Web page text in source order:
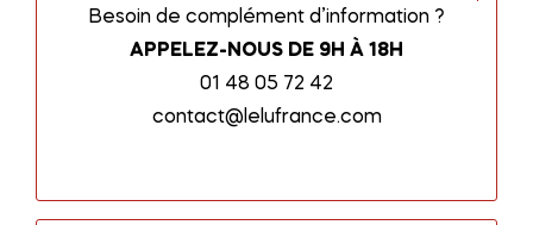
Besoin de complément d’information ?
APPELEZ-NOUS DE 9H À 18H
01 48 05 72 42
contact@lelufrance.com